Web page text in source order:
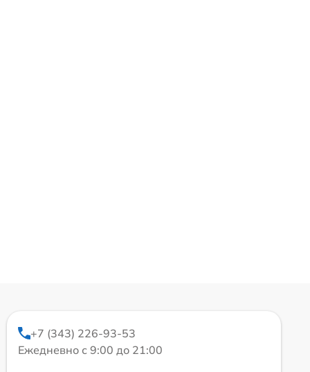
+7 (343) 226-93-53
Ежедневно с 9:00 до 21:00